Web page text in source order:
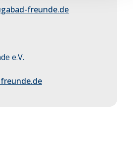
freunde.de
e.V.